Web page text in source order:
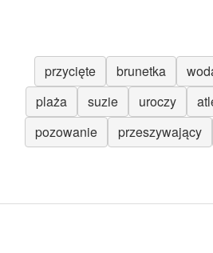
przycięte brunetka
plaża
suzie uroczy
pozowanie
przeszywający